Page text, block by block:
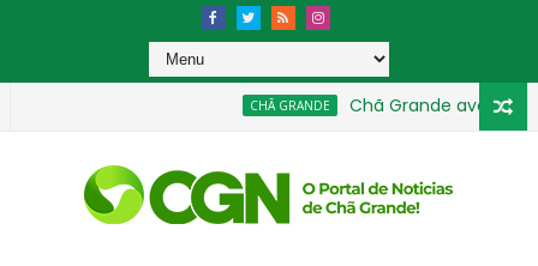
CHÃ GRANDE Chã Grande avança na